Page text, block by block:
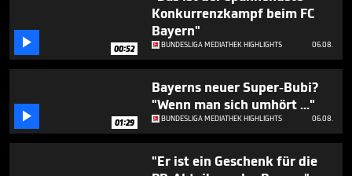
 00:52
Konkurrenzkampf beim FC
Bayern"
BUNDESLIGA MEDIATHEK HIGHLIGHTS 06.08.
 01:29
Bayerns neuer Super-Bubi?
"Wenn man sich umhört ..."
BUNDESLIGA MEDIATHEK HIGHLIGHTS 06.08.
"Er ist ein Geschenk für die